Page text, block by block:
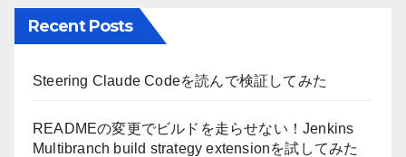
Recent Posts
Steering Claude Codeを読んで検証してみた
READMEの変更でビルドを走らせない！Jenkins
Multibranch build strategy extensionを試してみた